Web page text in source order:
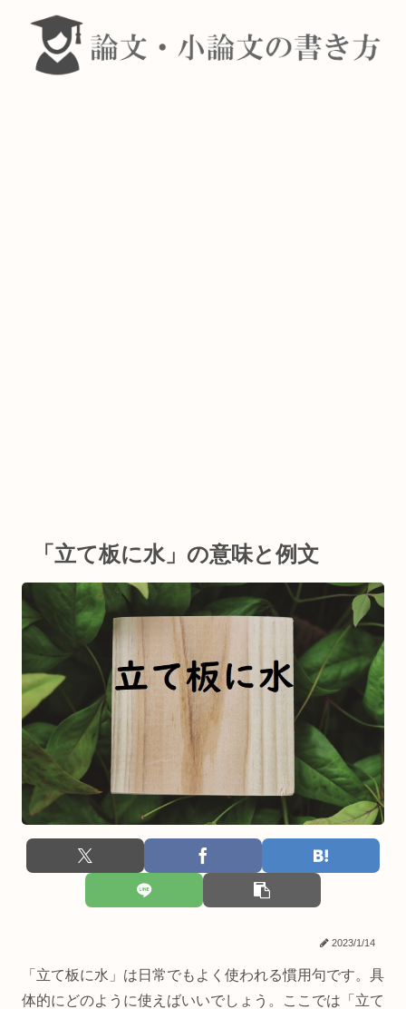
「立て板に水」の意味と例文
2023/1/14
「立て板に水」は日常でもよく使われる慣用句です。具
体的にどのように使えばいいでしょう。ここでは「立て